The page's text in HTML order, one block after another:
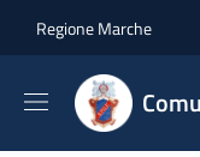
Regione Marche